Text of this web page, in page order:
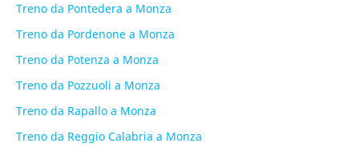
Treno da Pontedera a Monza
Treno da Pordenone a Monza
Treno da Potenza a Monza
Treno da Pozzuoli a Monza
Treno da Rapallo a Monza
Treno da Reggio Calabria a Monza